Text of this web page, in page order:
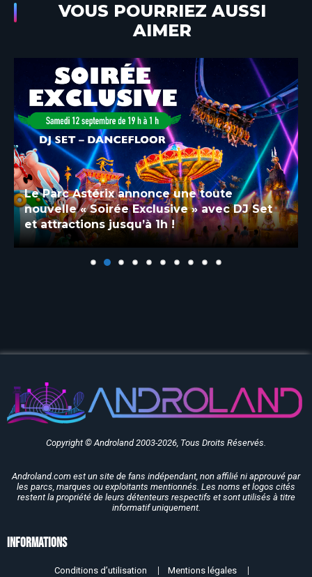
VOUS POURRIEZ AUSSI
AIMER
Le Parc Astérix annonce une toute
nouvelle « Soirée Exclusive » avec DJ Set
et attractions jusqu’à 1h !
Copyright © Androland 2003-2026, Tous Droits Réservés.
Androland.com est un site de fans indépendant, non affilié ni approuvé par
les parcs, marques ou exploitants mentionnés. Les noms et logos cités
restent la propriété de leurs détenteurs respectifs et sont utilisés à titre
informatif uniquement.
Informations
Conditions d’utilisation Mentions légales